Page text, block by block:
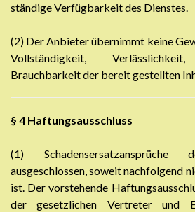
ständige Verfügbarkeit des Dienstes.
(2) Der Anbieter übernimmt keine
Vollständigkeit,
Brauchbarkeit der bereit gestellten
§ 4 Haftungsausschluss
(1)
ausgeschlossen, soweit nachfolgend
ist. Der vorstehende
der gesetzlichen Vertreter und